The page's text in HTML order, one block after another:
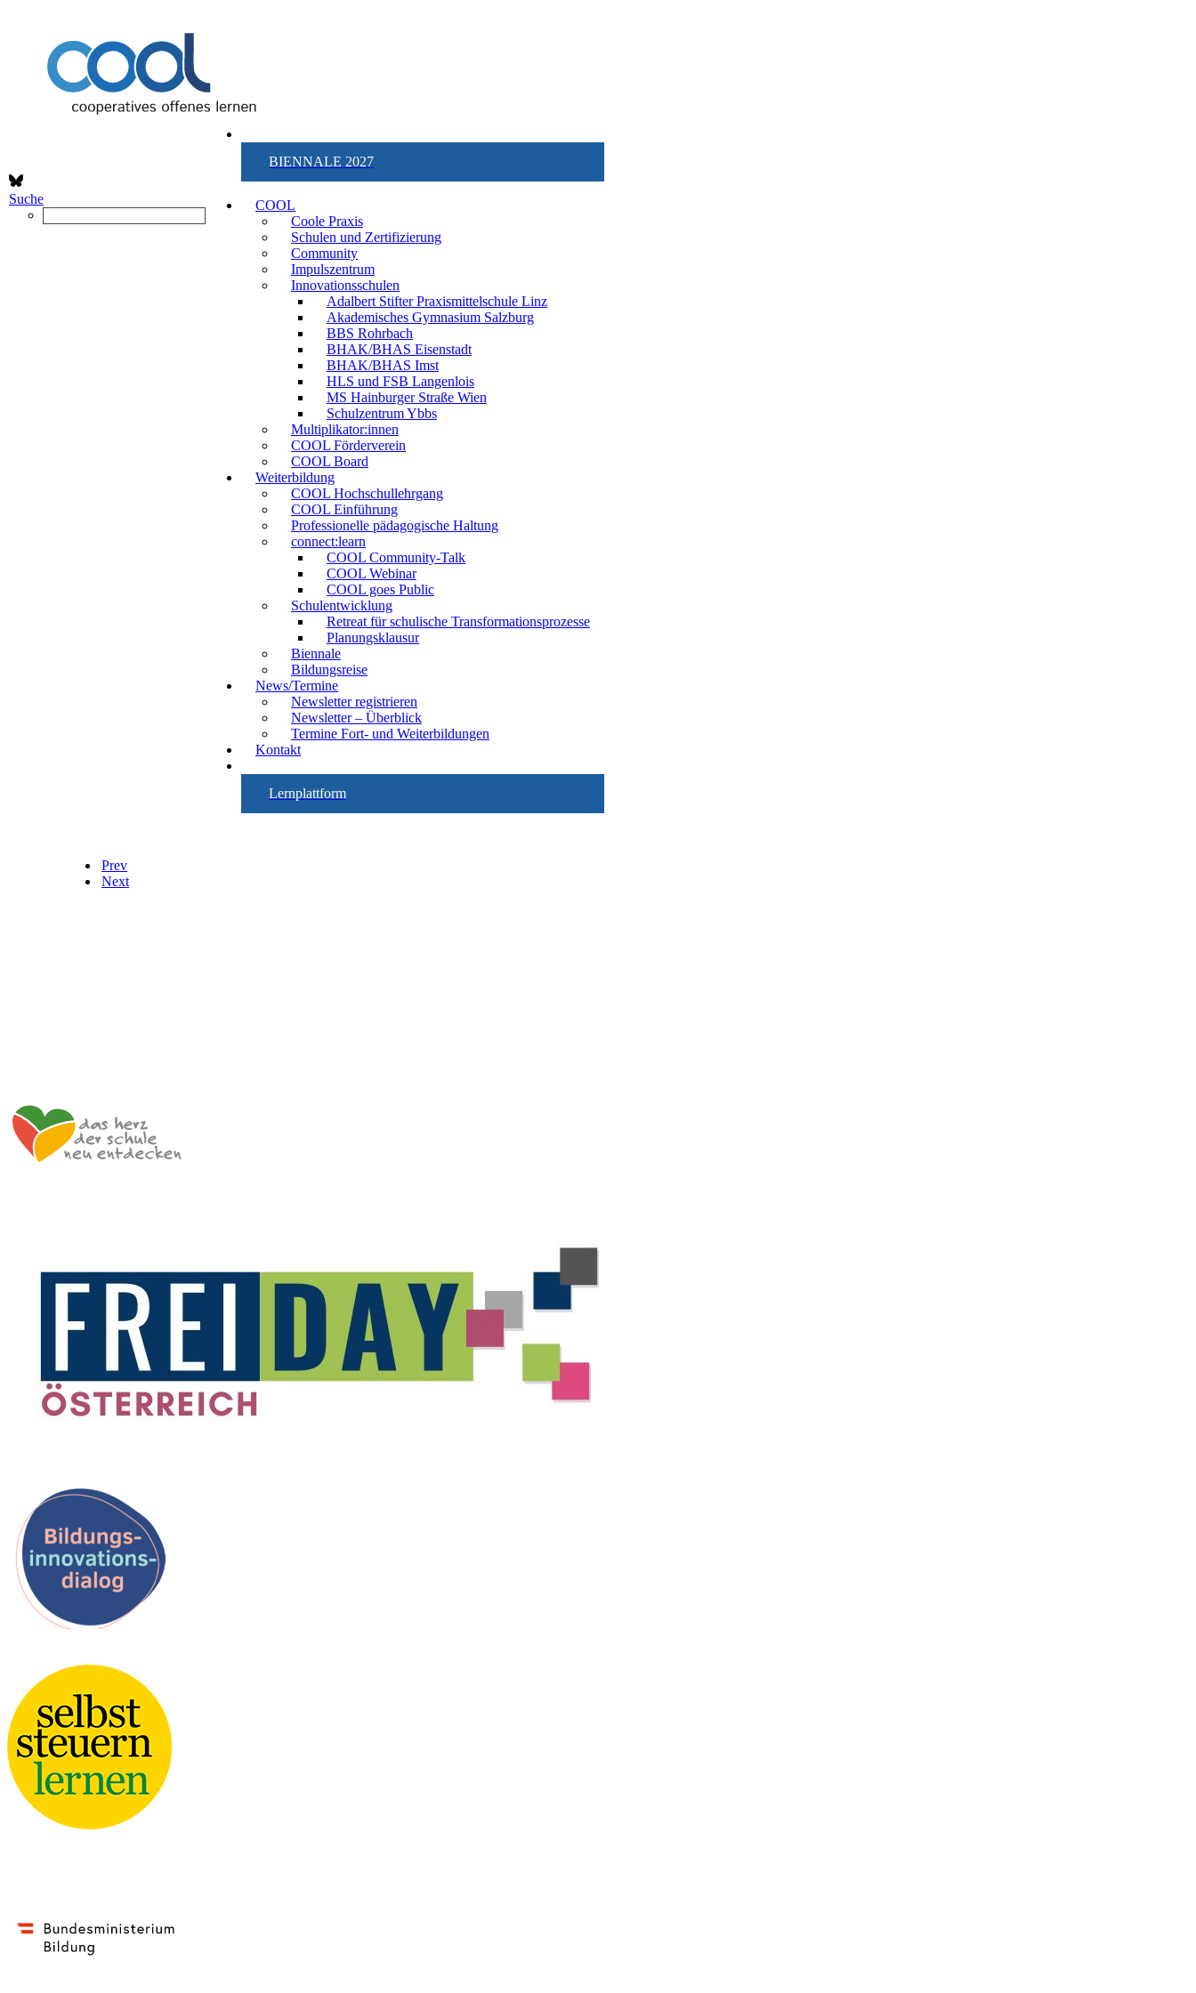
Suche
BIENNALE 2027
COOL
Coole Praxis
Schulen und Zertifizierung
Community
Impulszentrum
Innovationsschulen
Adalbert Stifter Praxismittelschule Linz
Akademisches Gymnasium Salzburg
BBS Rohrbach
BHAK/BHAS Eisenstadt
BHAK/BHAS Imst
HLS und FSB Langenlois
MS Hainburger Straße Wien
Schulzentrum Ybbs
Multiplikator:innen
COOL Förderverein
COOL Board
Weiterbildung
COOL Hochschullehrgang
COOL Einführung
Professionelle pädagogische Haltung
connect:learn
COOL Community-Talk
COOL Webinar
COOL goes Public
Schulentwicklung
Retreat für schulische Transformationsprozesse
Planungsklausur
Biennale
Bildungsreise
News/Termine
Newsletter registrieren
Newsletter – Überblick
Termine Fort- und Weiterbildungen
Kontakt
Lernplattform
Prev
Next